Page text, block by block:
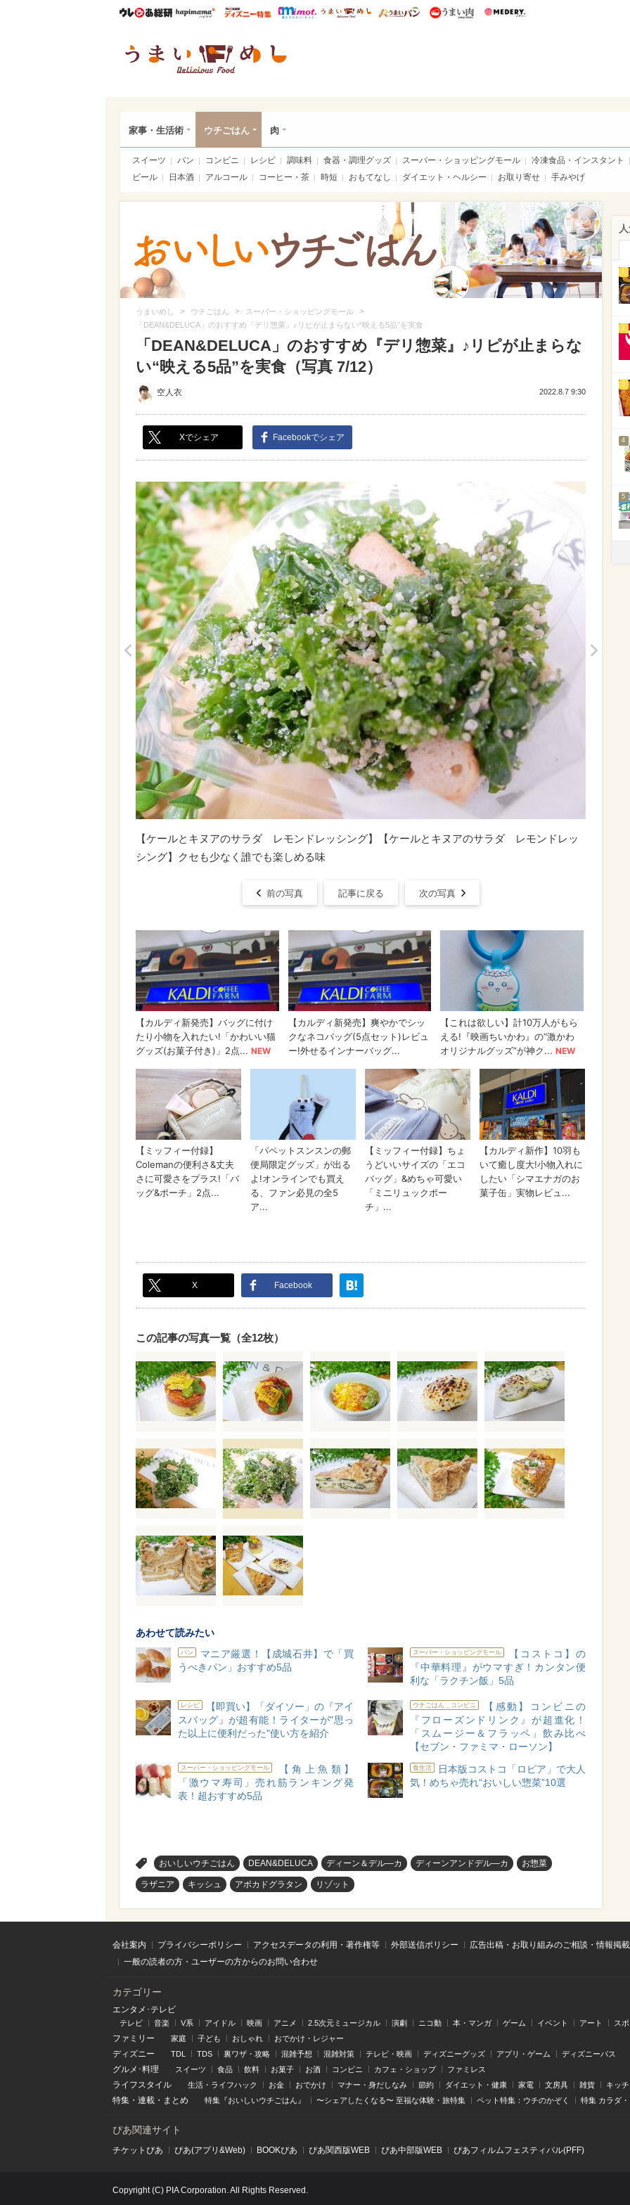
ウレぴあ総研ハピママ* ウレぴあ総研 ディズニー特集
mimot. うまいめし うまいパン うまい肉
家事・生活術 ウチごはん 肉
スイーツ パン コンビニ レシピ 調味料 食器・調理グッズ スーパー・ショッピングモール
冷凍食品・インスタント
ビール
日本酒 アルコール コーヒー・茶 時短 おもてなし ダイエット・ヘルシー お取り寄せ 手みやげ
うまいめし > ウチごはん > スーパー・ショッピングモール >
「DEAN&DELUCA」のおすすめ『デリ惣菜』♪リピが止まらない“映える5品”を実食
「DEAN&DELUCA」のおすすめ『デリ惣菜』♪リピが止まらな
い“映える5品”を実食（写真 7/12）
空人衣 2022.8.7 9:30
Xでシェア Facebookでシェア
【ケールとキヌアのサラダ レモンドレッシング】【ケールとキヌアのサラダ レモンドレッ
シング】クセも少なく誰でも楽しめる味
前の写真 記事に戻る 次の写真
X Facebook
この記事の写真一覧（全12枚）
あわせて読みたい
パン
マニア厳選！【成城石井】で「買
うべきパン」おすすめ5品
スーパー・ショッピングモール
【コストコ】の
『中華料理』がウマすぎ！カンタン便
利な「ラクチン飯」5品
レシピ
【即買い】「ダイソー」の『アイ
スバッグ』が超有能！ライターが"思っ
た以上に便利だった"使い方を紹介
ウチごはん＿コンビニ
【感動】コンビニの
『フローズンドリンク』が超進化！
「スムージー＆フラッペ」飲み比べ
【セブン・ファミマ・ローソン】
スーパー・ショッピングモール
【角上魚類】
「激ウマ寿司」売れ筋ランキング発
表！超おすすめ5品
食生活
日本版コストコ「ロピア」で大人
気！めちゃ売れ“おいしい惣菜”10選
おいしいウチごはん DEAN&DELUCA ディーン＆デル―カ ディーンアンドデル―カ お惣菜
ラザニア キッシュ アボカドグラタン リゾット
1
2
3
4
5
会社案内 プライバシーポリシー アクセスデータの利用・著作権等 外部送信ポリシー
広告出稿・お取り組みのご相談・情報掲
一般の読者の方・ユーザーの方からのお問い合わせ
カテゴリー
エンタメ･テレビ
テレビ 音楽 V系 アイドル 映画 アニメ 2.5次元ミュージカル 演劇 ニコ動 本・マンガ ゲーム イベント アート ス
ファミリー 家庭 子ども おしゃれ おでかけ・レジャー
ディズニー TDL TDS 裏ワザ・攻略 混雑予想 混雑対策 テレビ・映画 ディズニーグッズ アプリ・ゲーム ディズニーパス
グルメ･料理 スイーツ 食品 飲料 お菓子 お酒 コンビニ カフェ・ショップ ファミレス
ライフスタイル 生活・ライフハック お金 おでかけ マナー・身だしなみ 節約 ダイエット・健康 家電 文房具 雑貨 キッ
特集 ・ 連載 ・ まとめ 特集『おいしいウチごはん』 〜シェアしたくなる〜 至福な体験・旅特集 ペット特集：ウチのかぞく 特集 カラダ
ぴあ関連サイト
チケットぴあ ぴあ(アプリ&Web) BOOKぴあ ぴあ関⻄版WEB ぴあ中部版WEB ぴあフィルムフェスティバル(PFF)
Copyright (C) PIA Corporation. All Rights Reserved.